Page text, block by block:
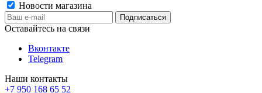
Новости магазина
Оставайтесь на связи
Вконтакте
Telegram
Наши контакты
+7 950 168 65 52